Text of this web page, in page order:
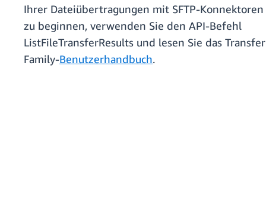
Ihrer Dateiübertragungen mit SFTP-Konnektoren
zu beginnen, verwenden Sie den API-Befehl
ListFileTransferResults und lesen Sie das Transfer
Family-Benutzerhandbuch.